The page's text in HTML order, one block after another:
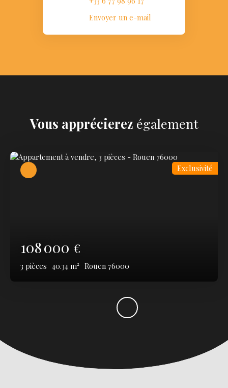
Envoyer un e-mail
Vous apprécierez également
108 000 €
3 pièces 40.34 m² Rouen 76000
Exclusivité